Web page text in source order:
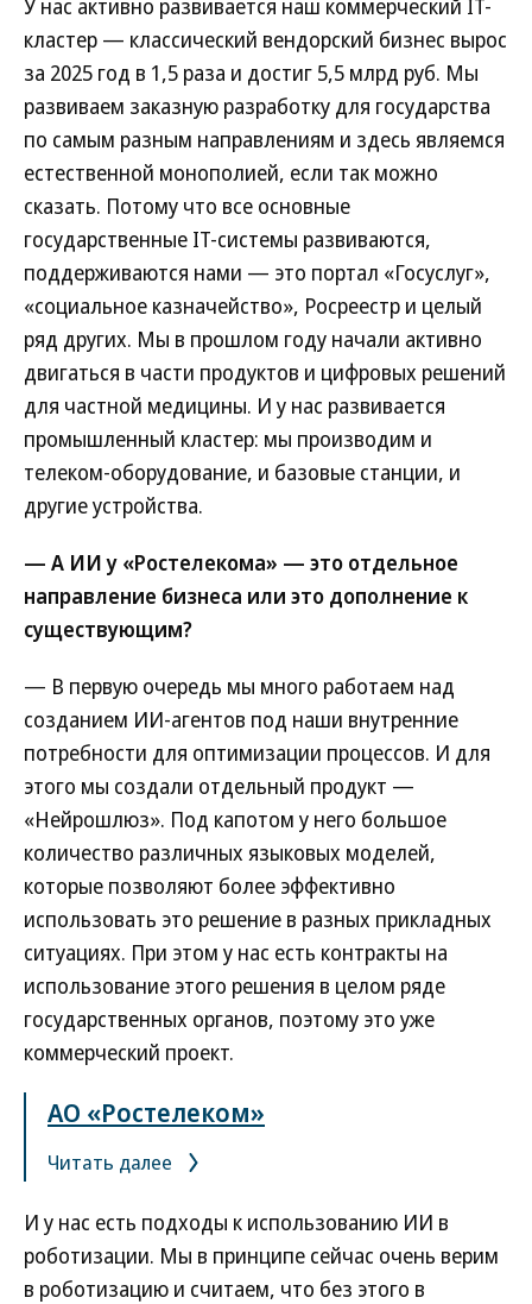
У нас активно развивается наш коммерческий IT-
кластер — классический вендорский бизнес вырос
за 2025 год в 1,5 раза и достиг 5,5 млрд руб. Мы
развиваем заказную разработку для государства
по самым разным направлениям и здесь являемся
естественной монополией, если так можно
сказать. Потому что все основные
государственные IT-системы развиваются,
поддерживаются нами — это портал «Госуслуг»,
«социальное казначейство», Росреестр и целый
ряд других. Мы в прошлом году начали активно
двигаться в части продуктов и цифровых решений
для частной медицины. И у нас развивается
промышленный кластер: мы производим и
телеком-оборудование, и базовые станции, и
другие устройства.
— А ИИ у «Ростелекома» — это отдельное
направление бизнеса или это дополнение к
существующим?
— В первую очередь мы много работаем над
созданием ИИ-агентов под наши внутренние
потребности для оптимизации процессов. И для
этого мы создали отдельный продукт —
«Нейрошлюз». Под капотом у него большое
количество различных языковых моделей,
которые позволяют более эффективно
использовать это решение в разных прикладных
ситуациях. При этом у нас есть контракты на
использование этого решения в целом ряде
государственных органов, поэтому это уже
коммерческий проект.
АО «Ростелеком»
Читать далее
И у нас есть подходы к использованию ИИ в
роботизации. Мы в принципе сейчас очень верим
в роботизацию и считаем, что без этого в